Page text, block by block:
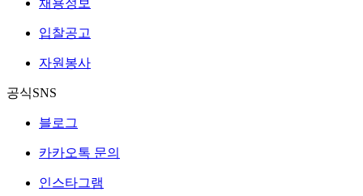
입찰공고
자원봉사
공식SNS
블로그
카카오톡 문의
인스타그램